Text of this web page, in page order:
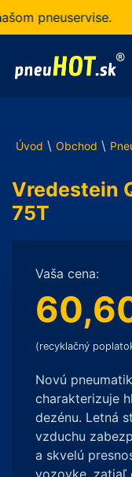
pneuservise.
Úvod \ Obchod \
Vredestein
75T
Vaša cena:
(recyklačný
Novú
charakterizuje
dezénu. Letná
vzduchu
a skvelú
vozovke, zatiaľ